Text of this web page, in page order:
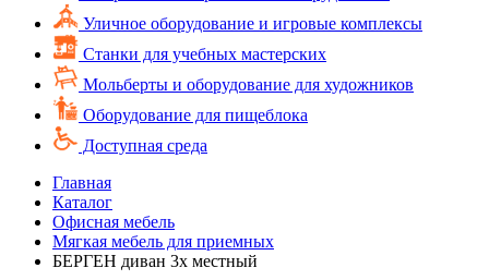
Уличное оборудование и игровые комплексы
Cтанки для учебных мастерских
Мольберты и оборудование для художников
Оборудование для пищеблока
Доступная среда
Главная
Каталог
Офисная мебель
Мягкая мебель для приемных
БЕРГЕН диван 3х местный